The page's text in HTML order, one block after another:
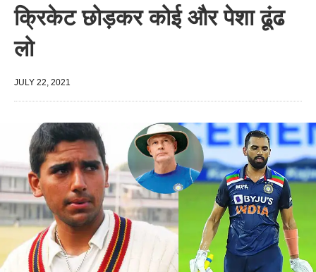
क्रिकेट छोड़कर कोई और पेशा ढूंढ
लो
JULY 22, 2021